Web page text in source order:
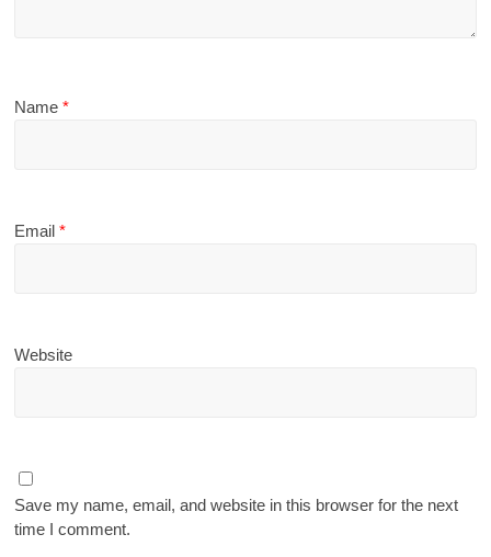
Name*
Email*
Website
Save my name, email, and website in this browser for the next
time I comment.